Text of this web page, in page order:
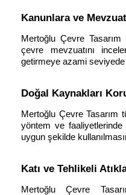
Kanunlara ve
Mertoğlu Çevre
çevre mevzuatını
getirmeye azami
Doğal Kaynakları
Mertoğlu Çevre Tasarım
yöntem ve
uygun şekilde
Katı ve Tehlikeli
Mertoğlu Çevre